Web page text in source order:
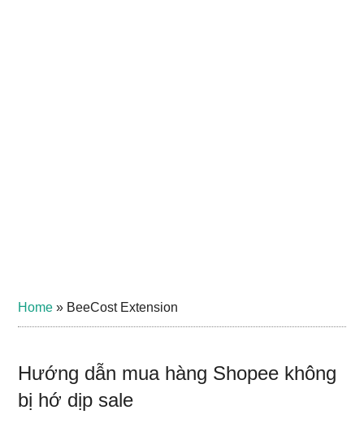
Home » BeeCost Extension
Hướng dẫn mua hàng Shopee không
bị hớ dịp sale